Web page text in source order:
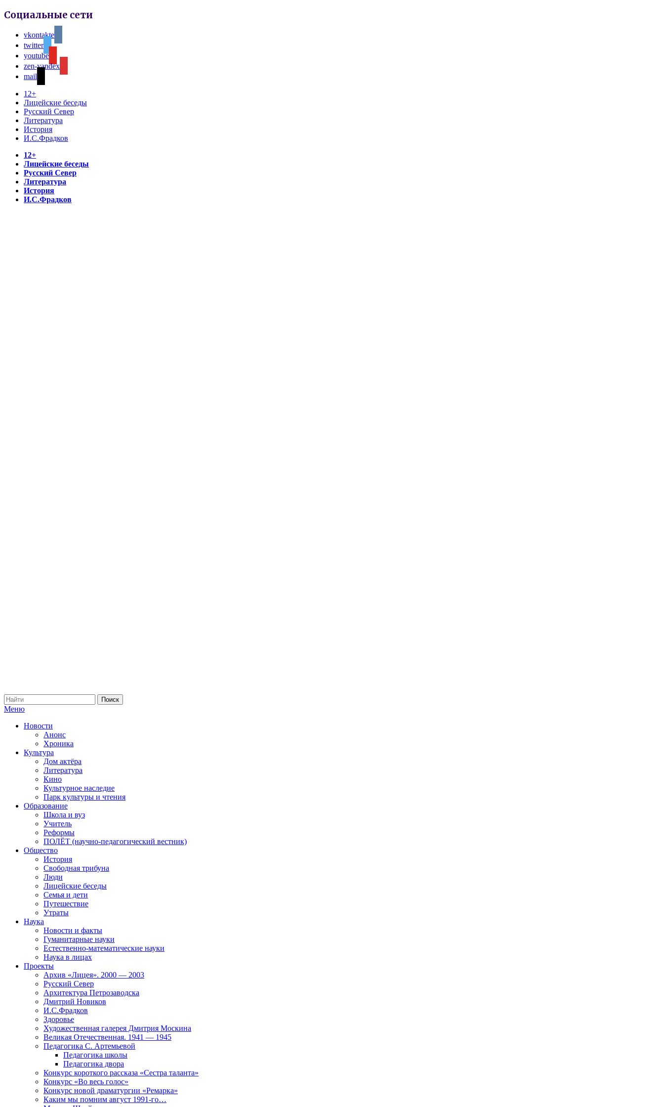
Социальные сети
vkontakte
twitter
youtube
zen-yandex
mail
12+
Лицейские беседы
Русский Север
Литература
История
И.С.Фрадков
12+
Лицейские беседы
Русский Север
Литература
История
И.С.Фрадков
Меню
Новости
Анонс
Хроника
Культура
Дом актёра
Литература
Кино
Культурное наследие
Парк культуры и чтения
Образование
Школа и вуз
Учитель
Реформы
ПОЛЁТ (научно-педагогический вестник)
Общество
История
Свободная трибуна
Люди
Лицейские беседы
Семья и дети
Путешествие
Утраты
Наука
Новости и факты
Гуманитарные науки
Естественно-математические науки
Наука в лицах
Проекты
Архив «Лицея». 2000 — 2003
Русский Север
Архитектура Петрозаводска
Дмитрий Новиков
И.С.Фрадков
Здоровье
Художественная галерея Дмитрия Москина
Великая Отечественная. 1941 — 1945
Педагогика С. Артемьевой
Педагогика школы
Педагогика двора
Конкурс короткого рассказа «Сестра таланта»
Конкурс «Во весь голос»
Конкурс новой драматургии «Ремарка»
Каким мы помним август 1991-го…